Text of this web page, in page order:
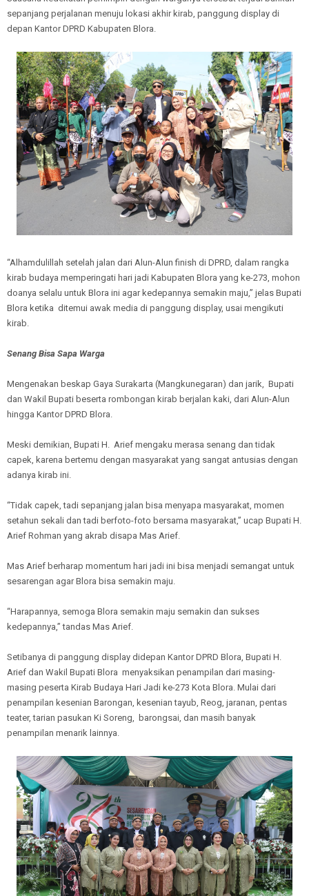
sepanjang perjalanan menuju lokasi akhir kirab, panggung display di
depan Kantor DPRD Kabupaten Blora.
“Alhamdulillah setelah jalan dari Alun-Alun finish di DPRD, dalam rangka
kirab budaya memperingati hari jadi Kabupaten Blora yang ke-273, mohon
doanya selalu untuk Blora ini agar kedepannya semakin maju,” jelas Bupati
Blora ketika ditemui awak media di panggung display, usai mengikuti
kirab.
Senang Bisa Sapa Warga
Mengenakan beskap Gaya Surakarta (Mangkunegaran) dan jarik, Bupati
dan Wakil Bupati beserta rombongan kirab berjalan kaki, dari Alun-Alun
hingga Kantor DPRD Blora.
Meski demikian, Bupati H. Arief mengaku merasa senang dan tidak
capek, karena bertemu dengan masyarakat yang sangat antusias dengan
adanya kirab ini.
“Tidak capek, tadi sepanjang jalan bisa menyapa masyarakat, momen
setahun sekali dan tadi berfoto-foto bersama masyarakat,” ucap Bupati H.
Arief Rohman yang akrab disapa Mas Arief.
Mas Arief berharap momentum hari jadi ini bisa menjadi semangat untuk
sesarengan agar Blora bisa semakin maju.
“Harapannya, semoga Blora semakin maju semakin dan sukses
kedepannya,” tandas Mas Arief.
Setibanya di panggung display didepan Kantor DPRD Blora, Bupati H.
Arief dan Wakil Bupati Blora menyaksikan penampilan dari masing-
masing peserta Kirab Budaya Hari Jadi ke-273 Kota Blora. Mulai dari
penampilan kesenian Barongan, kesenian tayub, Reog, jaranan, pentas
teater, tarian pasukan Ki Soreng, barongsai, dan masih banyak
penampilan menarik lainnya.